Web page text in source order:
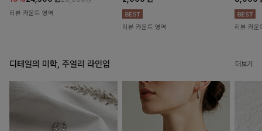
리뷰 카운트 영역
리뷰 카운트 영역 리뷰 카운
디테일의 미학, 주얼리 라인업 더보기